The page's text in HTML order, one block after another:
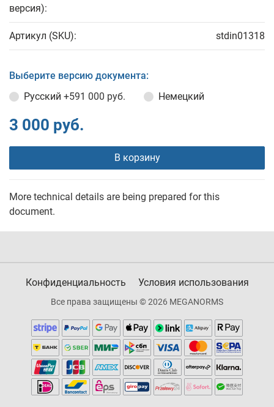
версия):
Артикул (SKU): stdin01318
Выберите версию документа:
Русский +591 000 руб. Немецкий
3 000 руб.
В корзину
More technical details are being prepared for this
document.
Конфиденциальность Условия использования
Все права защищены © 2026 MEGANORMS